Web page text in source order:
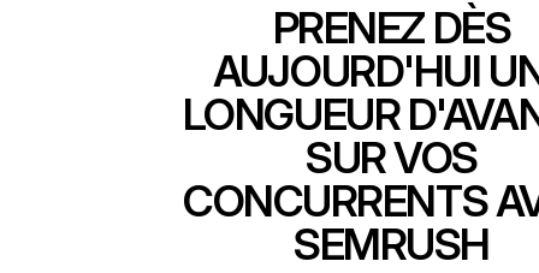
PRENEZ DÈS
AUJOURD'HUI
LONGUEUR
SUR VOS
CONCURRENTS
SEMRUSH